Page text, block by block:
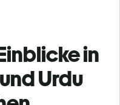
in
Urdu